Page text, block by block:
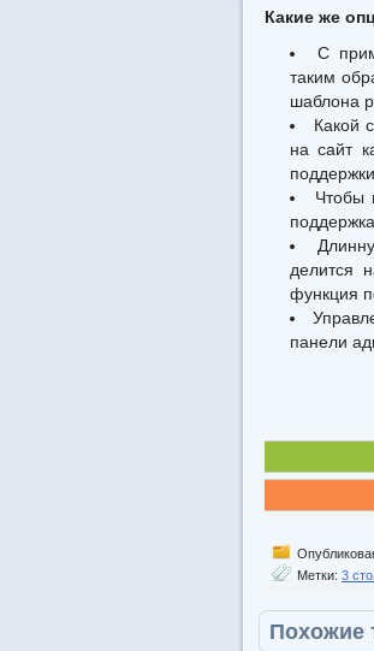
Какие же
С
таким
шаблона
Какой
на сайт
Чтобы
делится
функция
панели
Метки: 3
Похожие